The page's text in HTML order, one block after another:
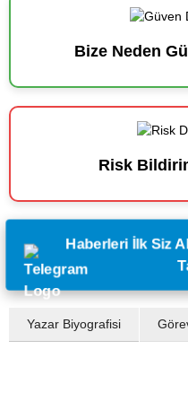
Bize Neden
Risk
Haberleri İlk Siz
Yazar Biyografisi